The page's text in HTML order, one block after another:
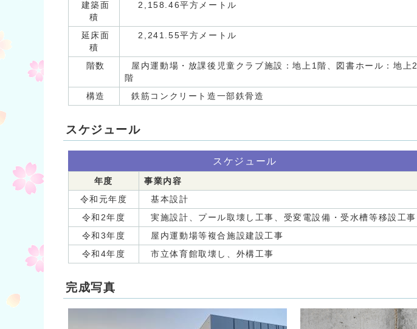
建築面
積
2,158.46平方メートル
延床面
積
2,241.55平方メートル
階数
屋内運動場・放課後児童クラブ施設：地上1階、図書ホール：地上2
階
構造
鉄筋コンクリート造一部鉄骨造
スケジュール
スケジュール
年度
事業内容
令和元年度
基本設計
令和2年度
実施設計、プール取壊し工事、受変電設備・受水槽等移設工事
令和3年度
屋内運動場等複合施設建設工事
令和4年度
市立体育館取壊し、外構工事
完成写真